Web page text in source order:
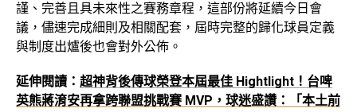
謹、完善且具未來性之賽務章程，這部份將延續今日會
議，儘速完成細則及相關配套，屆時完整的歸化球員定義
與制度出爐後也會對外公佈。
延伸閱讀： 超神背後傳球榮登本屆最佳 Hightlight！台啤
英熊蔣淯安再拿跨聯盟挑戰賽 MVP，球迷盛讚：「本土前